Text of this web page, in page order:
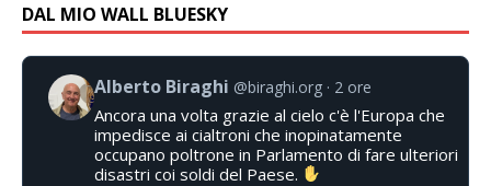
DAL MIO WALL BLUESKY
Alberto Biraghi @biraghi.org 2 ore
Ancora una volta grazie al cielo c'è l'Europa che
impedisce ai cialtroni che inopinatamente
occupano poltrone in Parlamento di fare ulteriori
disastri coi soldi del Paese.